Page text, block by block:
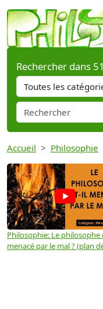
Rechercher dans
Accueil Philosophie
Philosophie: Le philosophe
menacé par le mal ? (plan